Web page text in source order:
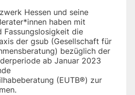
Hessen und seine
haben mit
Fassungslosigkeit die
der gsub (Gesellschaft für
bezüglich der
ab Januar 2023
(EUTB®) zur